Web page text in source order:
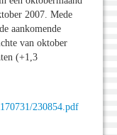
2007. Mede
aankomende
van oktober
(+1,3
230854.pdf